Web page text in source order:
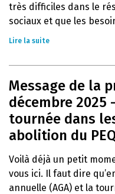
très difficiles dans le
sociaux et que les
Lire la suite
Message de la
décembre 2025
tournée dans
abolition du
Voilà déjà un petit
vous ici. Il faut dire
annuelle (AGA) et la